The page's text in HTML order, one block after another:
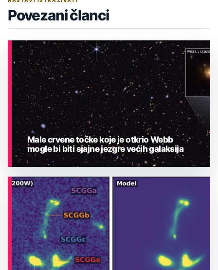
Povezani članci
ASTRONOMIJA
Male crvene točke koje je otkrio Webb
mogle bi biti sjajne jezgre većih galaksija